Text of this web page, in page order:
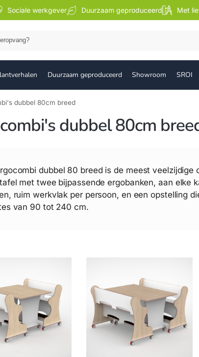
Sociale werkgever Duurzaam geproduceerd Met
Duurzaam geproduceerd Showroom SROI
dubbel 80cm breed
dubbel 80cm
dubbel 80 breed is de meest
met twee bijpassende ergobanken, aan elke
ruim werkvlak per persoon, en een opstelling
van 90 tot 240 cm.